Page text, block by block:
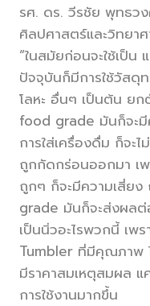
รศ. ดร. วีรชัย พุทธว
ศิลปศาสตร์และวิทยา
“ในสมัยก่อนจะใช้เป็น
ปัจจุบันก็มีการใช้วัสดุ
โลหะ อื่นๆ เป็นต้น ยก
food grade มันก็จะมี
การใส่เครื่องดื่ม ก็จะ
ถูกกัดกร่อนออกมา เพ
ถูกๆ ก็จะมีความเสี่ยง
grade มันก็จะส่งผลต่อ
เป็นนิ่วอะไรพวกนี้ เพ
Tumbler ที่มีคุณภาพ
มีราคาสมเหตุสมผล แ
การใช้งานมากขึ้น